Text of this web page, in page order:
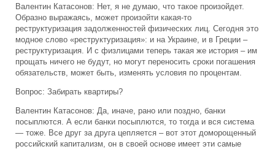
Валентин Катасонов: Нет, я не думаю, что такое произойдет.
Образно выражаясь, может произойти какая-то
реструктуризация задолженностей физических лиц. Сегодня это
модное слово «реструктуризация»: и на Украине, и в Греции –
реструктуризация. И с физлицами теперь такая же история – им
прощать ничего не будут, но могут переносить сроки погашения
обязательств, может быть, изменять условия по процентам.
Вопрос: Забирать квартиры?
Валентин Катасонов: Да, иначе, рано или поздно, банки
посыплются. А если банки посыплются, то тогда и вся система
— тоже. Все друг за друга цепляется – вот этот доморощенный
российский капитализм, он в своей основе имеет эти самые